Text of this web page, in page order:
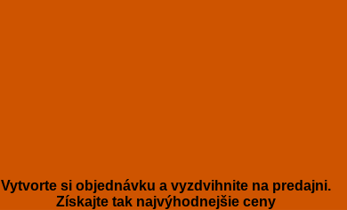
Vytvorte si objednávku a vyzdvihnite na predajni.
Získajte tak najvýhodnejšie ceny